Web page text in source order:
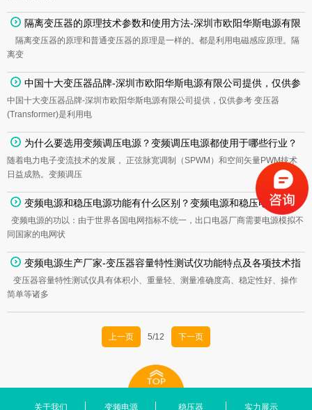
隔离变压器的原理技术参数和使用方法-深圳市欧阳华斯电源有限
公司提供-仅供参考
隔离变压器的原理和普通变压器的原理是一样的。都是利用电磁感应原理。隔
离变
中国十大变压器品牌-深圳市欧阳华斯电源有限公司提供，仅供参
考
中国十大变压器品牌-深圳市欧阳华斯电源有限公司提供，仅供参考 变压器
(Transformer)是利用电
为什么要选用变频调压电源？变频调压电源都使用于哪些行业？
随着电力电子变流技术的发展， 正弦脉宽调制（SPWM）和空间矢量PWM技术
日益成熟。变频调压
变频电源和稳压电源功能有什么区别？变频电源和稳压电源技术
特点有什么区别？
变频电源的功以：由于世界各国电网指标不统一，出口电器厂商需要电源模拟不
同国家的电网状
变频电源生产厂家-变压器容量特性测试仪功能特点及各项技术指
标
变压器容量特性测试仪具有体积小、重量轻、测量准确度高、稳定性好、操作
简单等诸多
上一页 5/12 下一页
关于我们 变频电源 稳压器 实力展示